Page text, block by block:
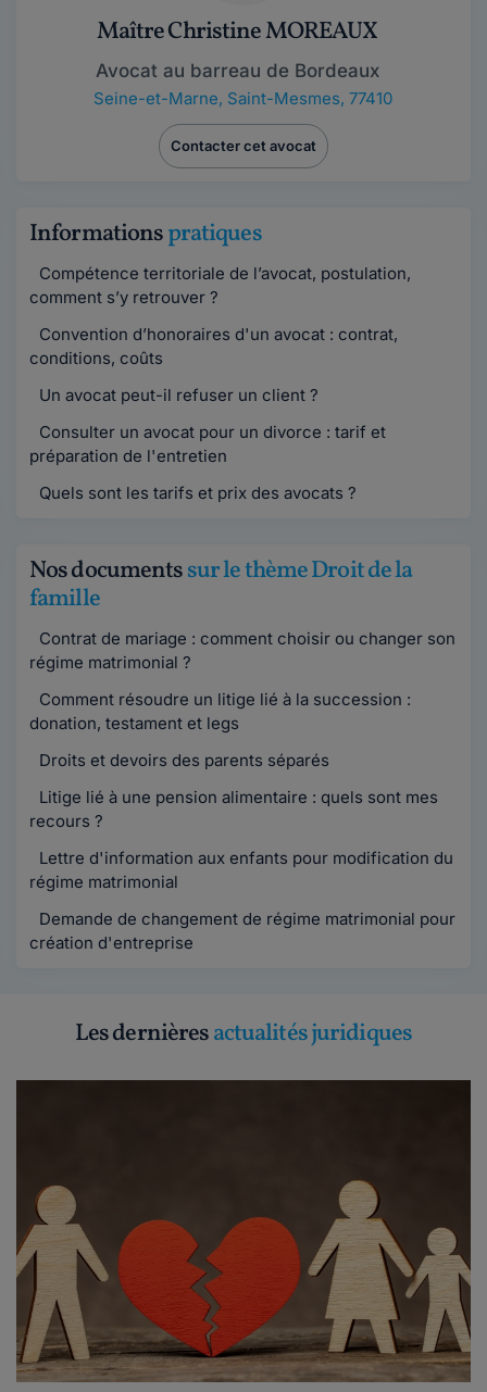
Maître Christine MOREAUX
Avocat au barreau de Bordeaux
Seine-et-Marne, Saint-Mesmes, 77410
Contacter cet avocat
Informationspratiques
Compétence territoriale de l’avocat, postulation,
comment s’y retrouver ?
Convention d’honoraires d'un avocat : contrat,
conditions, coûts
Un avocat peut-il refuser un client ?
Consulter un avocat pour un divorce : tarif et
préparation de l'entretien
Quels sont les tarifs et prix des avocats ?
Nos documentssur le thème Droit de la
famille
Contrat de mariage : comment choisir ou changer son
régime matrimonial ?
Comment résoudre un litige lié à la succession :
donation, testament et legs
Droits et devoirs des parents séparés
Litige lié à une pension alimentaire : quels sont mes
recours ?
Lettre d'information aux enfants pour modification du
régime matrimonial
Demande de changement de régime matrimonial pour
création d'entreprise
Les dernièresactualités juridiques